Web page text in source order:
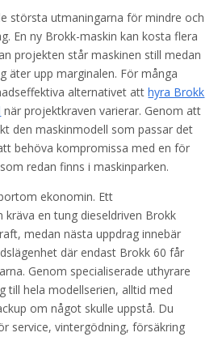
största utmaningarna för mindre och
En ny Brokk-maskin kan kosta flera
projekten står maskinen still medan
äter upp marginalen. För många
alternativet atthyra Brokk
när projektkraven varierar. Genom att
den maskinmodell som passar det
behöva kompromissa med en för
redan finns i maskinparken.
ekonomin. Ett
kräva en tung dieseldriven Brokk
medan nästa uppdrag innebär
där endast Brokk 60 får
Genom specialiserade uthyrare
till hela modellserien, alltid med
om något skulle uppstå. Du
service, vintergödning, försäkring